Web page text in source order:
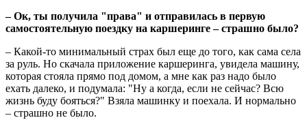
– Ок, ты получила "права" и отправилась в первую
самостоятельную поездку на каршеринге – страшно было?
– Какой-то минимальный страх был еще до того, как сама села
за руль. Но скачала приложение каршеринга, увидела машину,
которая стояла прямо под домом, а мне как раз надо было
ехать далеко, и подумала: "Ну а когда, если не сейчас? Всю
жизнь буду бояться?" Взяла машинку и поехала. И нормально
– страшно не было.